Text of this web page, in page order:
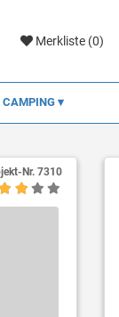
Merkliste (0)
CAMPING
Nr. 7310